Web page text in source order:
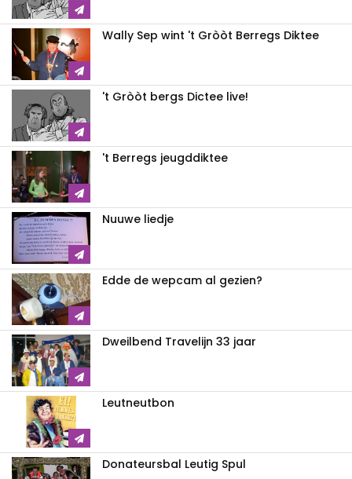
Wally Sep wint 't Gròòt Berregs Diktee
't Gròòt bergs Dictee live!
't Berregs jeugddiktee
Nuuwe liedje
Edde de wepcam al gezien?
Dweilbend Travelijn 33 jaar
Leutneutbon
Donateursbal Leutig Spul